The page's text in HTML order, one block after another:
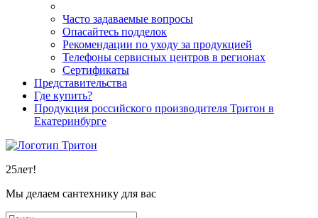
Часто задаваемые вопросы
Опасайтесь подделок
Рекомендации по уходу за продукцией
Телефоны сервисных центров в регионах
Сертификаты
Представительства
Где купить?
Продукция российского производителя Тритон в
Екатеринбурге
25лет!
Мы делаем сантехнику для вас